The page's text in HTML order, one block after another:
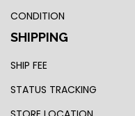
CONDITION
SHIPPING
SHIP FEE
STATUS TRACKING